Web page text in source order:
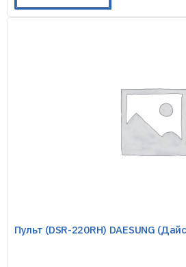
Пульт (DSR-220RH) DAESUNG